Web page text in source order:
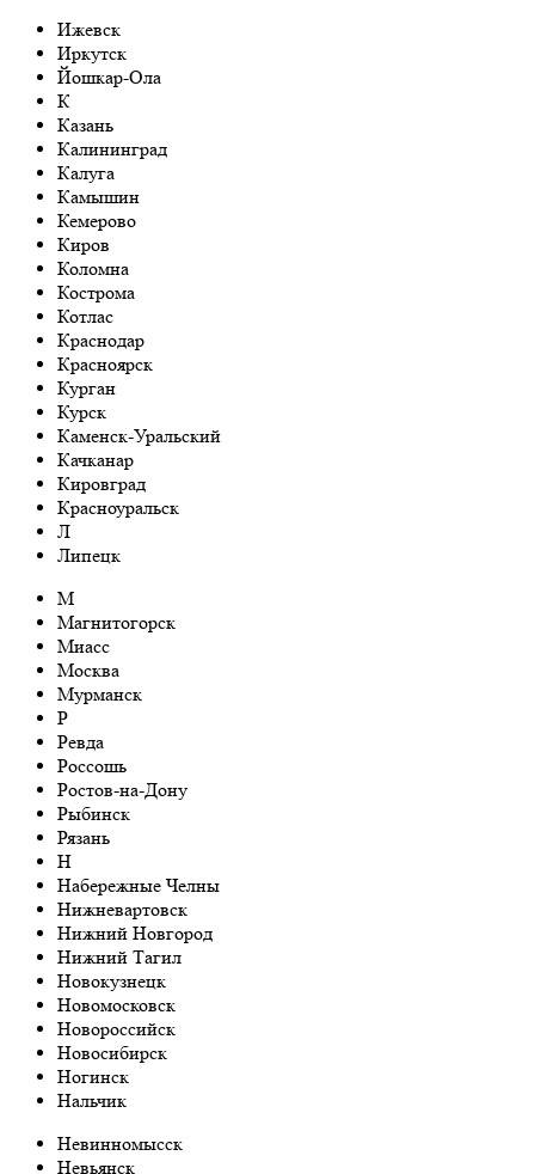
Ижевск
Иркутск
Йошкар-Ола
К
Казань
Калининград
Калуга
Камышин
Кемерово
Киров
Коломна
Кострома
Котлас
Краснодар
Красноярск
Курган
Курск
Каменск-Уральский
Качканар
Кировград
Красноуральск
Л
Липецк
М
Магнитогорск
Миасс
Москва
Мурманск
Р
Ревда
Россошь
Ростов-на-Дону
Рыбинск
Рязань
Н
Набережные Челны
Нижневартовск
Нижний Новгород
Нижний Тагил
Новокузнецк
Новомосковск
Новороссийск
Новосибирск
Ногинск
Нальчик
Невинномысск
Невьянск